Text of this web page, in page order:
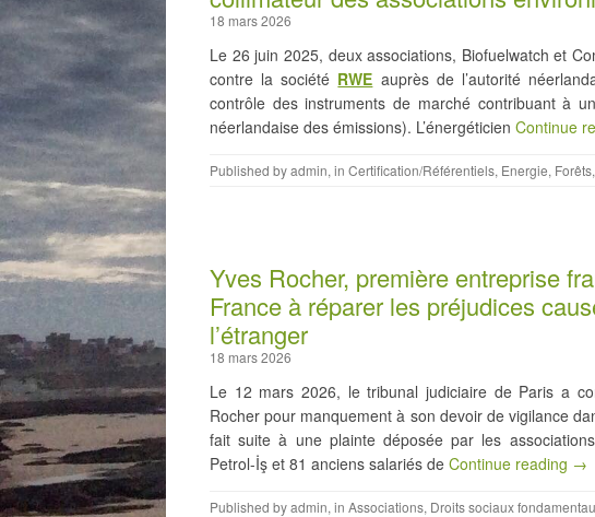
18 mars 2026
Le 26 juin 2025, deux associations, Biofuelwatch et
contre la société RWE auprès de l’autorité
contrôle des instruments de marché contribuant à
néerlandaise des émissions). L’énergéticien Continue
Published byadmin, in Certification/Référentiels, Energie, Forêts,
Yves Rocher, première entreprise
France à réparer les préjudices
l’étranger
18 mars 2026
Le 12 mars 2026, le tribunal judiciaire de Paris a
Rocher pour manquement à son devoir de vigilance
fait suite à une plainte déposée par les
Petrol-İş et 81 anciens salariés de Continue reading →
Published byadmin, in Associations, Droits sociaux